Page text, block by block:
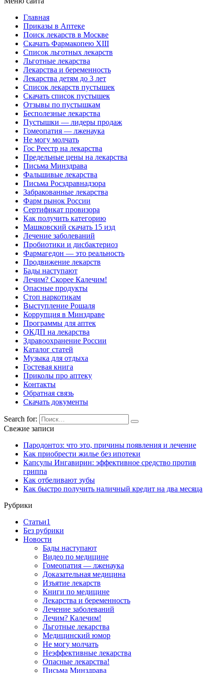
Главная
Приказы в Аптеке
Поиск лекарств в Москве
Скачать Фармакопею XIII
Список льготных лекарств
Льготные лекарства
Лекарства и беременность
Лекарства детям до 3 лет
Список лекарств пустышек
Скачать список пустышек
Отзывы по пустышкам
Бесполезные лекарства
Пустышки — лидеры продаж
Гомеопатия — лженаука
Не могу молчать
Гос Реестр на лекарства
Предельные цены на лекарства
Письма Минздрава
Фальшивые лекарства
Письма Росздравнадзора
Забракованные лекарства
Фарм рынок России
Сертификат провизора
Как получить категорию
Машковский скачать 15 изд
Лечение заболеваний
Пробиотики и дисбактериоз
Фармагедон — это реальность
Продвижение лекарств
Бады наступают
Лечим? Скорее Калечим!
Опасные продукты
Стоп наркотикам
Выступление Рошаля
Коррупция в Минздраве
Программы для аптек
ОКДП на лекарства
Здравоохранение России
Каталог статей
Музыка для отдыха
Гостевая книга
Приколы про аптеку
Контакты
Обратная связь
Скачать документы
Search for:
Свежие записи
Пародонтоз: что это, причины появления и лечение
Как приобрести жилье без ипотеки
Капсулы Ингавирин: эффективное средство против
гриппа
Как отбеливают зубы
Как быстро получить наличный кредит на два месяца
Рубрики
Cтатьи1
Без рубрики
Новости
Бады наступают
Видео по медицине
Гомеопатия — лженаука
Доказательная медицина
Изъятие лекарств
Книги по медицине
Лекарства и беременность
Лечение заболеваний
Лечим? Калечим!
Льготные лекарства
Медицинский юмор
Не могу молчать
Неэффективные лекарства
Опасные лекарства!
Письма Минздрава